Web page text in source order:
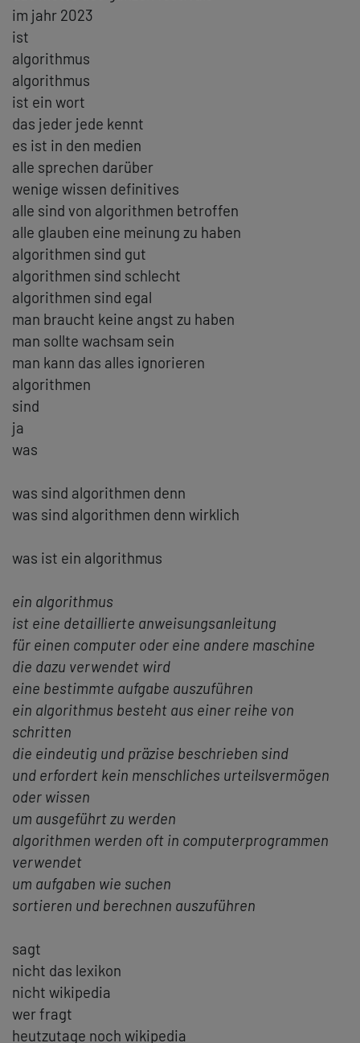
im jahr 2023
ist
algorithmus
algorithmus
ist ein wort
das jeder jede kennt
es ist in den medien
alle sprechen darüber
wenige wissen definitives
alle sind von algorithmen betroffen
alle glauben eine meinung zu haben
algorithmen sind gut
algorithmen sind schlecht
algorithmen sind egal
man braucht keine angst zu haben
man sollte wachsam sein
man kann das alles ignorieren
algorithmen
sind
ja
was
was sind algorithmen denn
was sind algorithmen denn wirklich
was ist ein algorithmus
ein algorithmus
ist eine detaillierte anweisungsanleitung
für einen computer oder eine andere maschine
die dazu verwendet wird
eine bestimmte aufgabe auszuführen
ein algorithmus besteht aus einer reihe von
schritten
die eindeutig und präzise beschrieben sind
und erfordert kein menschliches urteilsvermögen
oder wissen
um ausgeführt zu werden
algorithmen werden oft in computerprogrammen
verwendet
um aufgaben wie suchen
sortieren und berechnen auszuführen
sagt
nicht das lexikon
nicht wikipedia
wer fragt
heutzutage noch wikipedia